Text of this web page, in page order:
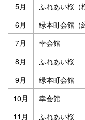
5月
ふれあい桜（
6月
緑本町会館
7月
幸会館
8月
ふれあい桜
9月
緑本町会館
10月
幸会館
11月
ふれあい桜